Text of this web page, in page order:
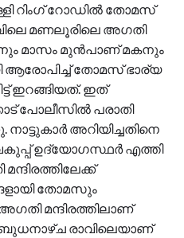
റിംഗ് റോഡിൽ തോമസ്
മണലൂരിലെ അഗതി
മാസം മുൻപാണ് മകനും
ആരോപിച്ച് തോമസ് ഭാര്യ
ഇറങ്ങിയത്. ഇത്
പോലീസിൽ പരാതി
അറിയിച്ചതിനെ
ഉദ്യോഗസ്ഥർ എത്തി
തോമസും
മന്ദിരത്തിലാണ്
ബുധനാഴ്ച രാവിലെയാണ്